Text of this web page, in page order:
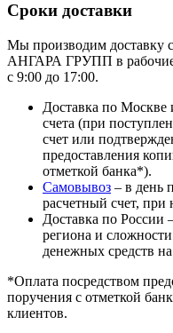
Сроки доставки
Мы производим доставку
АНГАРА ГРУПП в рабочие
с 9:00 до 17:00.
Доставка по
счета (при
счет или
предоставления
отметкой банка*).
Самовывоз – в день
расчетный счет, при
Доставка по России
региона и
денежных средств
*Оплата посредством
поручения с отметкой
клиентов.